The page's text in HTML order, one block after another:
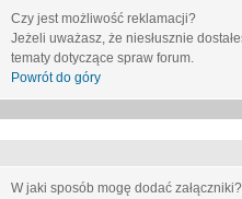
Czy jest możliwość reklamacji?
Jeżeli uważasz, że niesłusznie
tematy dotyczące spraw forum.
Powrót do góry
W jaki sposób mogę dodać załączniki?